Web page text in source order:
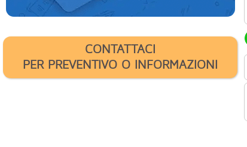
CONTATTACI
PER PREVENTIVO O INFORMAZIONI